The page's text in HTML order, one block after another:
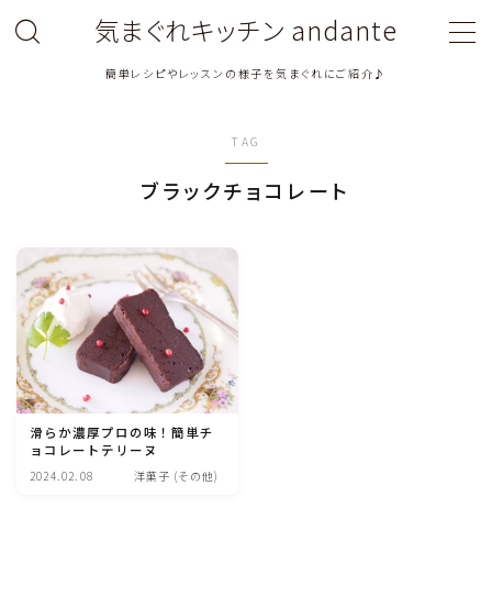
気まぐれキッチン andante
簡単レシピやレッスンの様子を気まぐれにご紹介♪
鶏肉料理
豚肉料理
牛肉料理
ひき肉料理
TAG
ブラックチョコレート
滑らか濃厚プロの味！簡単チ
ョコレートテリーヌ
2024.02.08 洋菓子 (その他)